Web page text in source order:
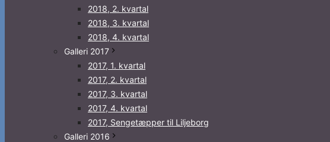
2018, 2. kvartal
2018, 3. kvartal
2018, 4. kvartal
Galleri 2017
2017, 1. kvartal
2017, 2. kvartal
2017, 3. kvartal
2017, 4. kvartal
2017, Sengetæpper til Liljeborg
Galleri 2016